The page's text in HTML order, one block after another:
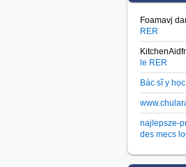
Foamavj
RER
le RER
Bác sĩ y
najlepsze-
des mecs